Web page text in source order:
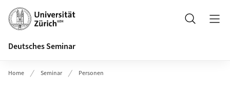
Header
Suche
Deutsches Seminar
Home Seminar Personen